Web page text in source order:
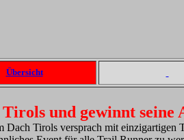
Übersicht
und gewinnt seine
Tirols versprach mit einzigartigen